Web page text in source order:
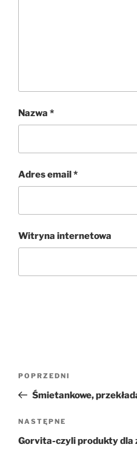
Nazwa *
Adres email*
Witryna internetowa
wpisu
Poprzedni
wpis
POPRZEDNI
Śmietankowe,
Następny
wpis
NASTĘPNE
Gorvita-czyli produkty dla